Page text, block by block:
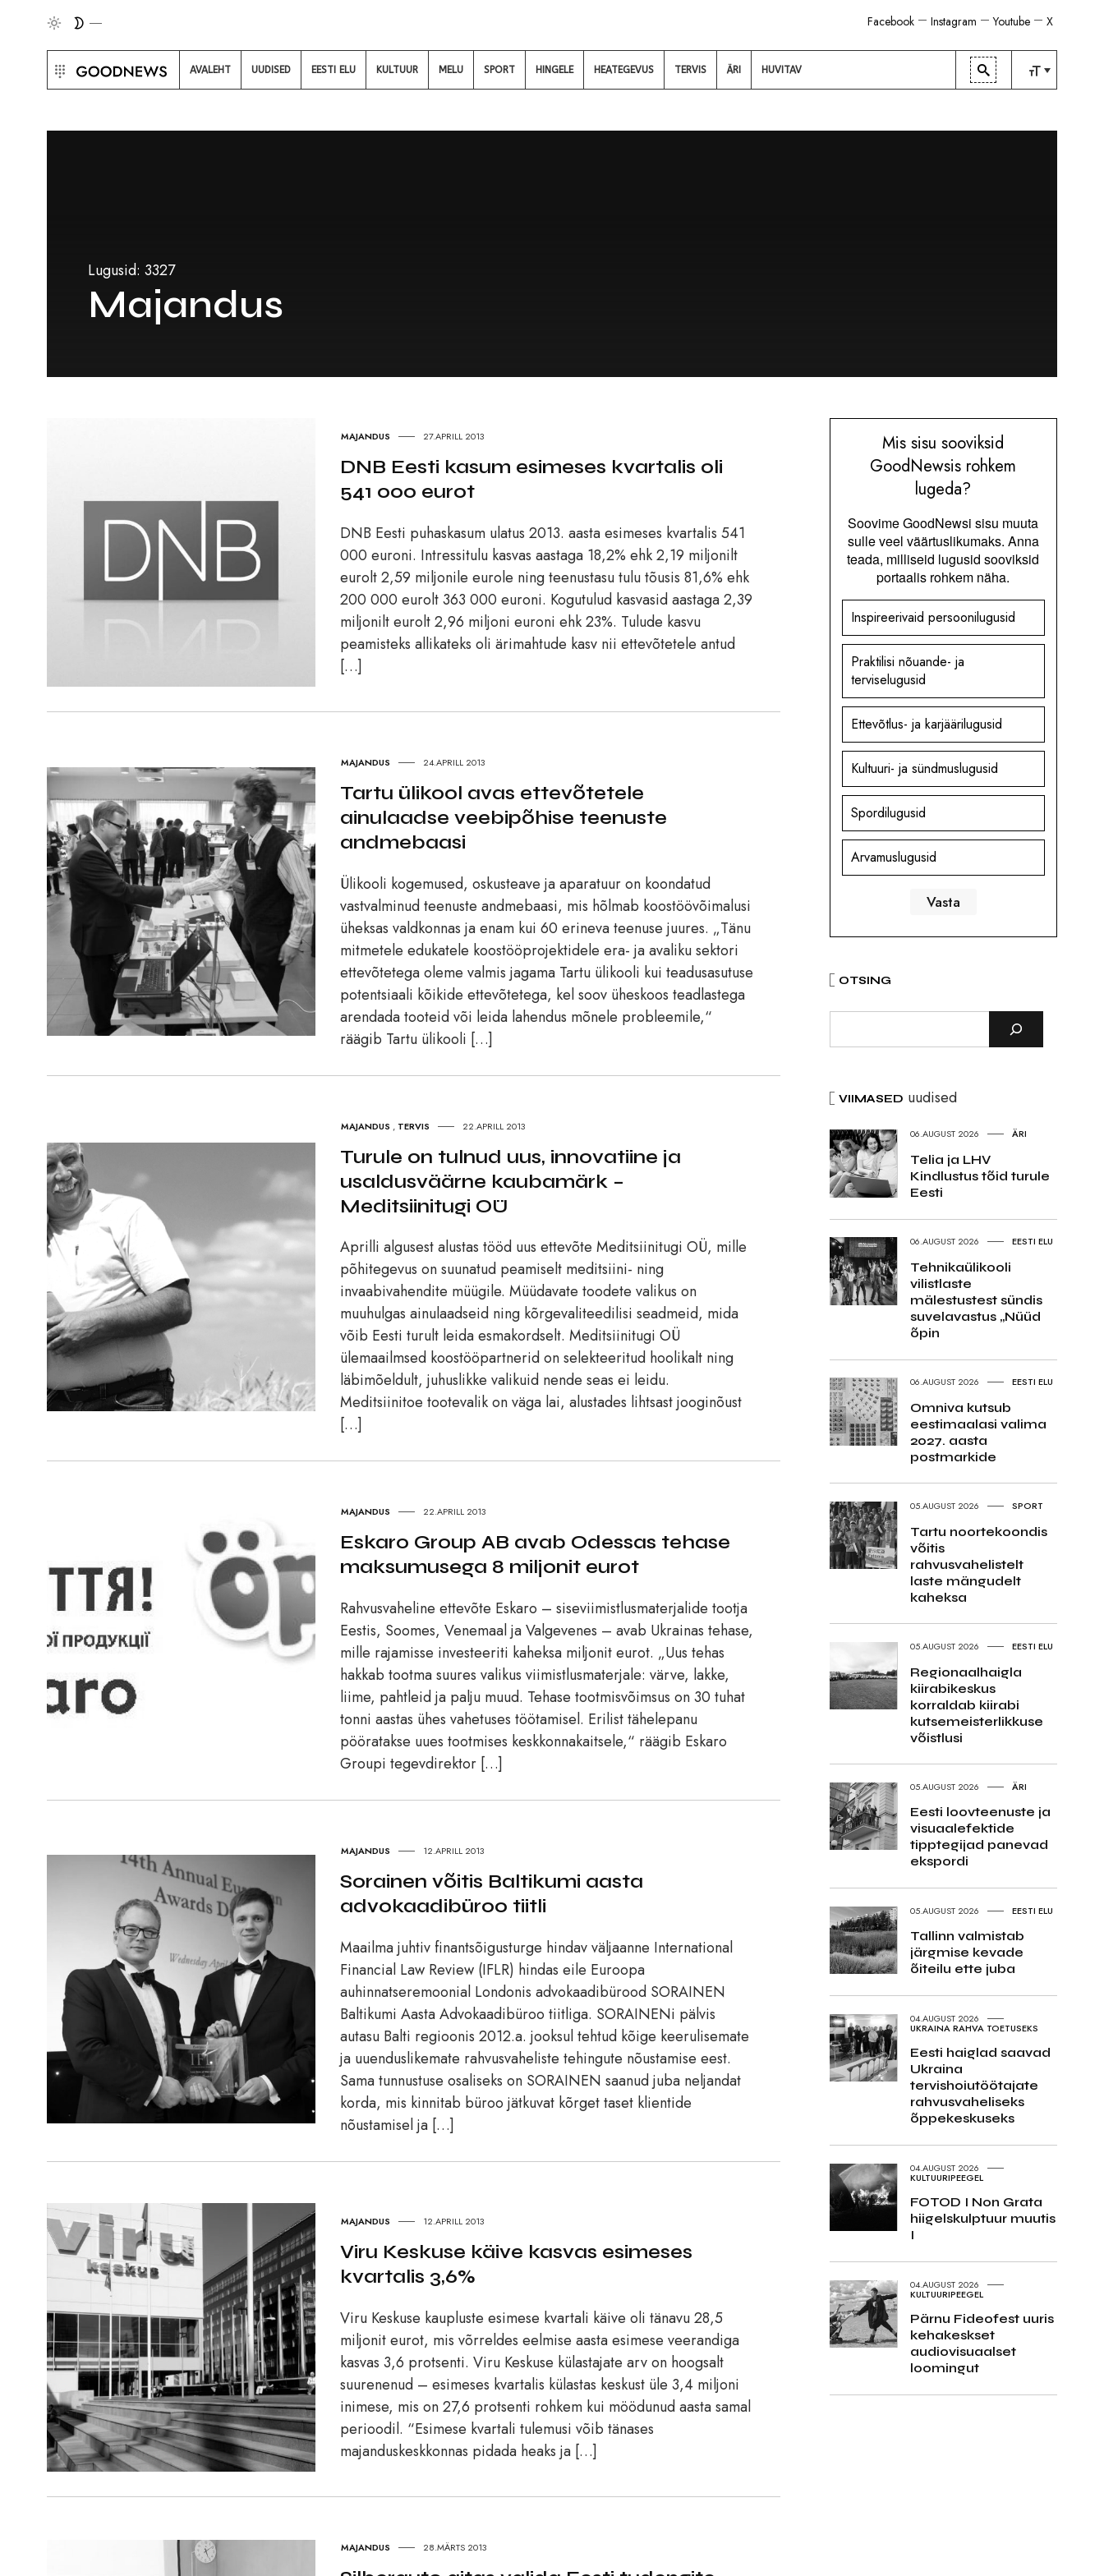
X
Youtube
Instagram
Facebook
AVALEHT UUDISED EESTI ELU KULTUUR MELU SPORT HINGELE HEATEGEVUS TERVIS ÄRI HUVITAV
KESKMINE
Lugusid: 3327
Majandus
MAJANDUS 27.APRILL 2013
DNB Eesti kasum esimeses kvartalis oli
541 000 eurot
DNB Eesti puhaskasum ulatus 2013. aasta esimeses kvartalis 541
000 euroni. Intressitulu kasvas aastaga 18,2% ehk 2,19 miljonilt
eurolt 2,59 miljonile eurole ning teenustasu tulu tõusis 81,6% ehk
200 000 eurolt 363 000 euroni. Kogutulud kasvasid aastaga 2,39
miljonilt eurolt 2,96 miljoni euroni ehk 23%. Tulude kasvu
peamisteks allikateks oli ärimahtude kasv nii ettevõtetele antud
[…]
MAJANDUS 24.APRILL 2013
Tartu ülikool avas ettevõtetele
ainulaadse veebipõhise teenuste
andmebaasi
Ülikooli kogemused, oskusteave ja aparatuur on koondatud
vastvalminud teenuste andmebaasi, mis hõlmab koostöövõimalusi
üheksas valdkonnas ja enam kui 60 erineva teenuse juures. „Tänu
mitmetele edukatele koostööprojektidele era- ja avaliku sektori
ettevõtetega oleme valmis jagama Tartu ülikooli kui teadusasutuse
potentsiaali kõikide ettevõtetega, kel soov üheskoos teadlastega
arendada tooteid või leida lahendus mõnele probleemile,“
räägib Tartu ülikooli […]
MAJANDUS , TERVIS 22.APRILL 2013
Turule on tulnud uus, innovatiine ja
usaldusväärne kaubamärk –
Meditsiinitugi OÜ
Aprilli algusest alustas tööd uus ettevõte Meditsiinitugi OÜ, mille
põhitegevus on suunatud peamiselt meditsiini- ning
invaabivahendite müügile. Müüdavate toodete valikus on
muuhulgas ainulaadseid ning kõrgevaliteedilisi seadmeid, mida
võib Eesti turult leida esmakordselt. Meditsiinitugi OÜ
ülemaailmsed koostööpartnerid on selekteeritud hoolikalt ning
läbimõeldult, juhuslikke valikuid nende seas ei leidu.
Meditsiinitoe tootevalik on väga lai, alustades lihtsast jooginõust
[…]
MAJANDUS 22.APRILL 2013
Eskaro Group AB avab Odessas tehase
maksumusega 8 miljonit eurot
Rahvusvaheline ettevõte Eskaro – siseviimistlusmaterjalide tootja
Eestis, Soomes, Venemaal ja Valgevenes – avab Ukrainas tehase,
mille rajamisse investeeriti kaheksa miljonit eurot. „Uus tehas
hakkab tootma suures valikus viimistlusmaterjale: värve, lakke,
liime, pahtleid ja palju muud. Tehase tootmisvõimsus on 30 tuhat
tonni aastas ühes vahetuses töötamisel. Erilist tähelepanu
pööratakse uues tootmises keskkonnakaitsele,“ räägib Eskaro
Groupi tegevdirektor […]
MAJANDUS 12.APRILL 2013
Sorainen võitis Baltikumi aasta
advokaadibüroo tiitli
Maailma juhtiv finantsõigusturge hindav väljaanne International
Financial Law Review (IFLR) hindas eile Euroopa
auhinnatseremoonial Londonis advokaadibürood SORAINEN
Baltikumi Aasta Advokaadibüroo tiitliga. SORAINENi pälvis
autasu Balti regioonis 2012.a. jooksul tehtud kõige keerulisemate
ja uuenduslikemate rahvusvaheliste tehingute nõustamise eest.
Sama tunnustuse osaliseks on SORAINEN saanud juba neljandat
korda, mis kinnitab büroo jätkuvat kõrget taset klientide
nõustamisel ja […]
MAJANDUS 12.APRILL 2013
Viru Keskuse käive kasvas esimeses
kvartalis 3,6%
Viru Keskuse kaupluste esimese kvartali käive oli tänavu 28,5
miljonit eurot, mis võrreldes eelmise aasta esimese veerandiga
kasvas 3,6 protsenti. Viru Keskuse külastajate arv on hoogsalt
suurenenud – esimeses kvartalis külastas keskust üle 3,4 miljoni
inimese, mis on 27,6 protsenti rohkem kui möödunud aasta samal
perioodil. “Esimese kvartali tulemusi võib tänases
majanduskeskkonnas pidada heaks ja […]
MAJANDUS 28.MÄRTS 2013
Mis sisu sooviksid
GoodNewsis rohkem
lugeda?
Soovime GoodNewsi sisu muuta
sulle veel väärtuslikumaks. Anna
teada, milliseid lugusid sooviksid
portaalis rohkem näha.
Inspireerivaid persoonilugusid
Praktilisi nõuande- ja
terviselugusid
Ettevõtlus- ja karjäärilugusid
Kultuuri- ja sündmuslugusid
Spordilugusid
Arvamuslugusid
OTSING
VIIMASED uudised
06.AUGUST 2026 ÄRI
Telia ja LHV
Kindlustus tõid turule
Eesti
06.AUGUST 2026 EESTI ELU
Tehnikaülikooli
vilistlaste
mälestustest sündis
suvelavastus „Nüüd
õpin
06.AUGUST 2026 EESTI ELU
Omniva kutsub
eestimaalasi valima
2027. aasta
postmarkide
05.AUGUST 2026 SPORT
Tartu noortekoondis
võitis
rahvusvahelistelt
laste mängudelt
kaheksa
05.AUGUST 2026 EESTI ELU
Regionaalhaigla
kiirabikeskus
korraldab kiirabi
kutsemeisterlikkuse
võistlusi
05.AUGUST 2026 ÄRI
Eesti loovteenuste ja
visuaalefektide
tipptegijad panevad
ekspordi
05.AUGUST 2026 EESTI ELU
Tallinn valmistab
järgmise kevade
õiteilu ette juba
04.AUGUST 2026
UKRAINA RAHVA TOETUSEKS
Eesti haiglad saavad
Ukraina
tervishoiutöötajate
rahvusvaheliseks
õppekeskuseks
04.AUGUST 2026
KULTUURIPEEGEL
FOTOD I Non Grata
hiigelskulptuur muutis
I
04.AUGUST 2026
KULTUURIPEEGEL
Pärnu Fideofest uuris
kehakeskset
audiovisuaalset
loomingut